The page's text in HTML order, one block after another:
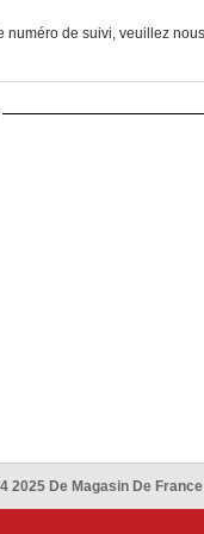
numéro de suivi, veuillez nous
2025 De Magasin De France